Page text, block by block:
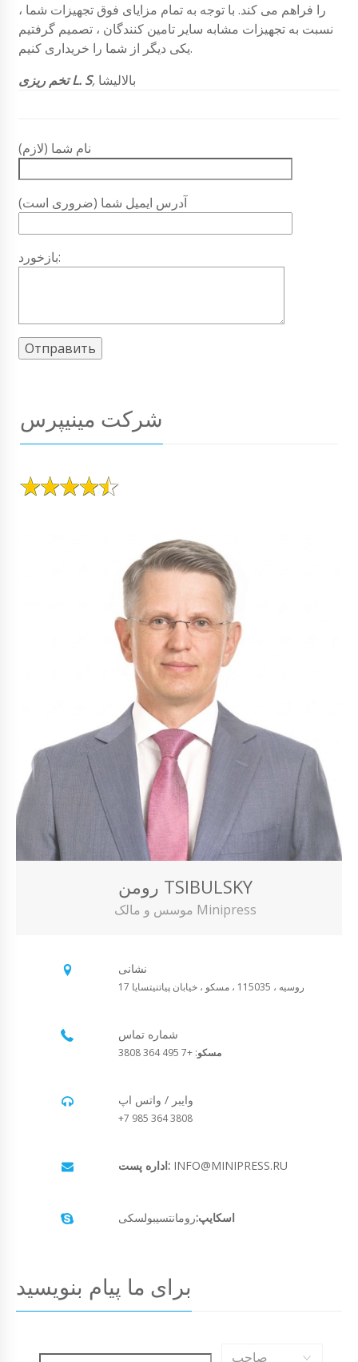
را فراهم می کند. با توجه به تمام مزایای فوق تجهیزات شما ،
نسبت به تجهیزات مشابه سایر تامین کنندگان ، تصمیم گرفتیم
یکی دیگر از شما را خریداری کنیم.
تخم ریزی L. S, بالالیشا
نام شما (لازم)
آدرس ایمیل شما (ضروری است)
بازخورد:
شرکت مینیپرس
رومن TSIBULSKY
موسس و مالک Minipress
نشانی
روسیه ، 115035 ، مسکو ، خیابان پیاتنیتسایا 17
شماره تماس
مسکو: +7 495 364 3808
وایبر / واتس اپ
+7 985 364 3808
اداره پست: INFO@MINIPRESS.RU
اسکایپ:رومانتسیبولسکی
برای ما پیام بنویسید
صاحب